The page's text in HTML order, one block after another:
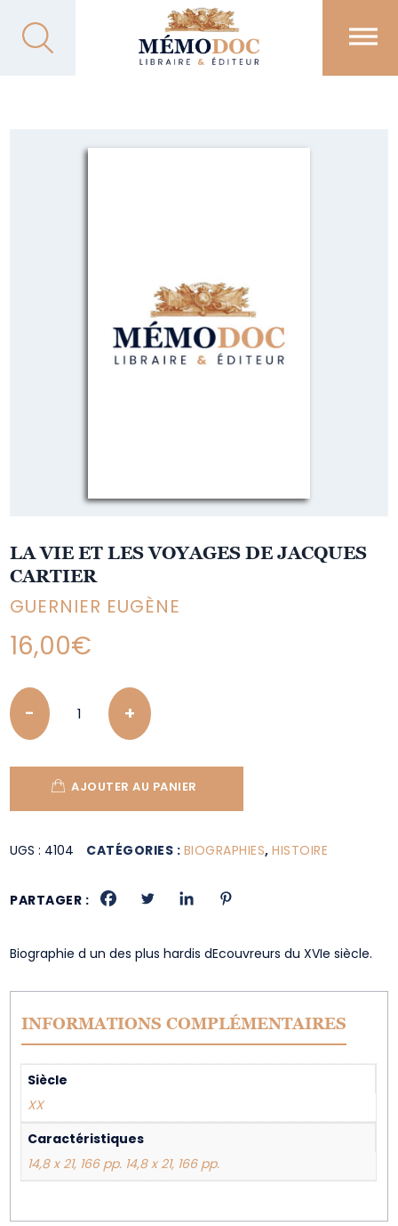
LA VIE ET LES VOYAGES DE JACQUES
CARTIER
GUERNIER EUGÈNE
16,00€
Quantity
AJOUTER AU PANIER
UGS : 4104 CATÉGORIES : BIOGRAPHIES,HISTOIRE
PARTAGER :
Biographie d un des plus hardis dEcouvreurs du XVIe siècle.
INFORMATIONS COMPLÉMENTAIRES
Siècle
XX
Caractéristiques
14,8 x 21, 166 pp. 14,8 x 21, 166 pp.